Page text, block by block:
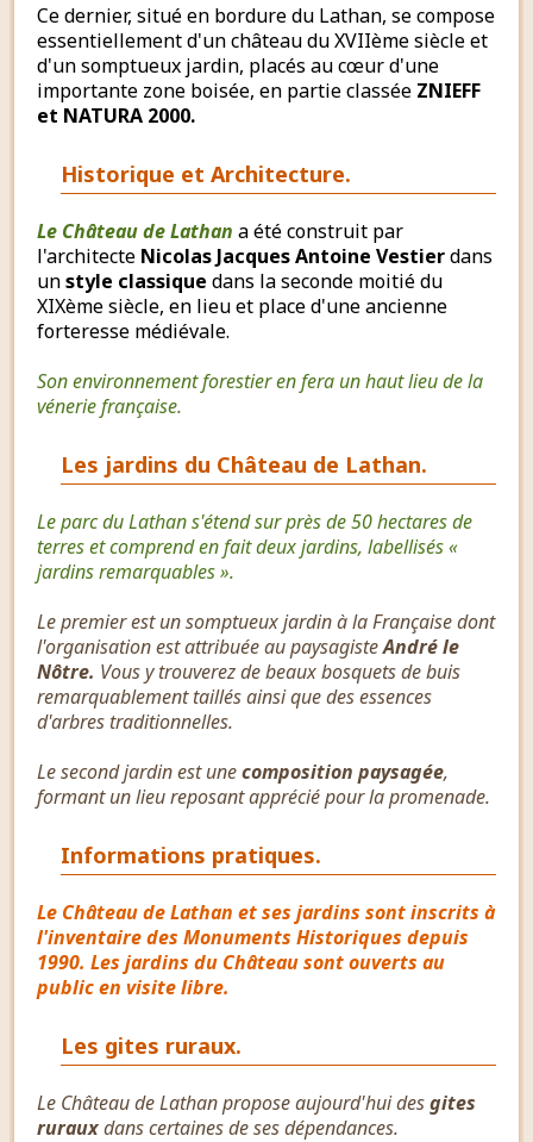
Ce dernier, situé en bordure du Lathan, se compose
essentiellement d'un château du XVIIème siècle et
d'un somptueux jardin, placés au cœur d'une
importante zone boisée, en partie classée ZNIEFF
et NATURA 2000.
Historique et Architecture.
Le Château de Lathan a été construit par
l'architecte Nicolas Jacques Antoine Vestierdans
unstyle classique dans la seconde moitié du
XIXème siècle, en lieu et place d'une ancienne
forteresse médiévale.
Son environnement forestier en fera un haut lieu de la
vénerie française.
Les jardins du Château de Lathan.
Le parc du Lathan s'étend sur près de 50 hectares de
terres et comprend en fait deux jardins, labellisés «
jardins remarquables ».
Le premier est un somptueux jardin à la Française dont
l'organisation est attribuée au paysagisteAndré le
Nôtre. Vous y trouverez de beaux bosquets de buis
remarquablement taillés ainsi que des essences
d'arbres traditionnelles.
Le second jardin est unecomposition paysagée,
formant un lieu reposant apprécié pour la promenade.
Informations pratiques.
Le Château de Lathan et ses jardins sont inscrits à
l'inventaire des Monuments Historiques depuis
1990. Les jardins du Château sont ouverts au
public en visite libre.
Les gites ruraux.
Le Château de Lathan propose aujourd'hui desgites
rurauxdans certaines de ses dépendances.